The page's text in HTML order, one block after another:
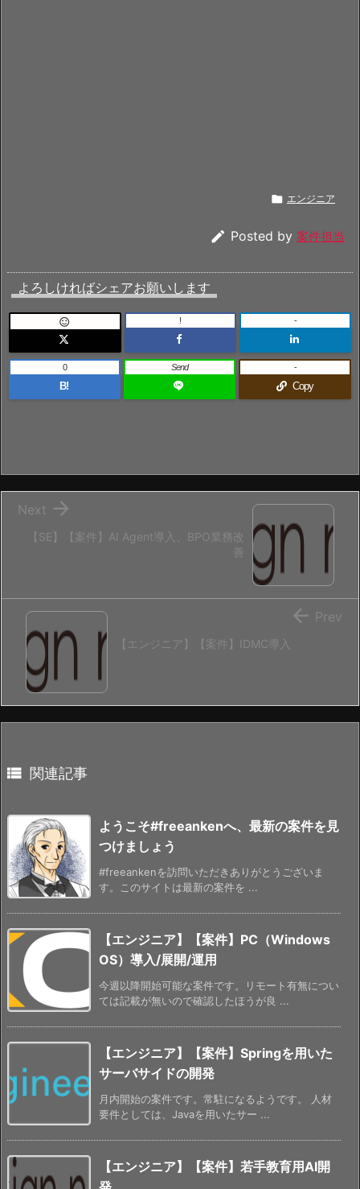
 エンジニア
 Posted by 案件担当
よろしければシェアお願いします
 ! -
B!
0 Send
Copy
-
【SE】【案件】AI Agent導入、BPO業務改
善

Next
【エンジニア】【案件】IDMC導入
 Prev
 関連記事
ようこそ#freeankenへ、最新の案件を見
つけましょう
#freeankenを訪問いただきありがとうございま
す。このサイトは最新の案件を ...
【エンジニア】【案件】PC（Windows
OS）導入/展開/運用
今週以降開始可能な案件です。リモート有無につい
ては記載が無いので確認したほうが良 ...
【エンジニア】【案件】Springを用いた
サーバサイドの開発
月内開始の案件です。常駐になるようです。 人材
要件としては、Javaを用いたサー ...
【エンジニア】【案件】若手教育用AI開